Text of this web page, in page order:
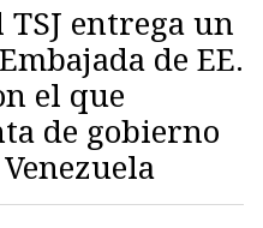
entrega un
de EE.
el que
de gobierno